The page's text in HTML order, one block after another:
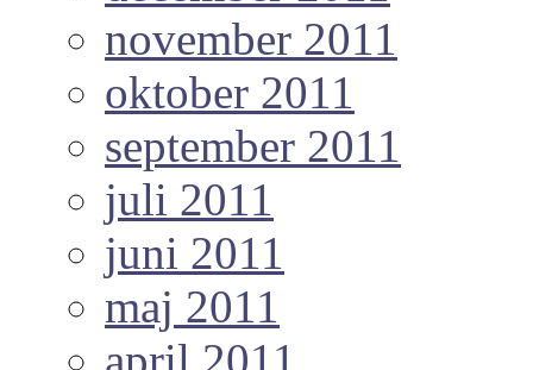
november 2011
oktober 2011
september 2011
juli 2011
juni 2011
maj 2011
april 2011